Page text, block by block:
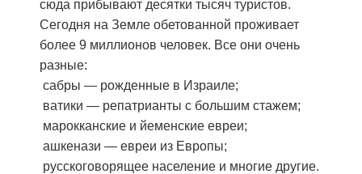
сюда прибывают десятки тысяч туристов.
Сегодня на Земле обетованной проживает
более 9 миллионов человек. Все они очень
разные:
сабры — рожденные в Израиле;
ватики — репатрианты с большим стажем;
марокканские и йеменские евреи;
ашкенази — евреи из Европы;
русскоговорящее население и многие другие.